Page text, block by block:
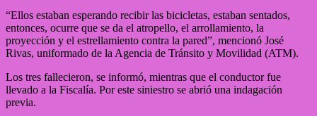
“Ellos estaban esperando recibir las bicicletas, estaban sentados,
entonces, ocurre que se da el atropello, el arrollamiento, la
proyección y el estrellamiento contra la pared”, mencionó José
Rivas, uniformado de la Agencia de Tránsito y Movilidad (ATM).
Los tres fallecieron, se informó, mientras que el conductor fue
llevado a la Fiscalía. Por este siniestro se abrió una indagación
previa.